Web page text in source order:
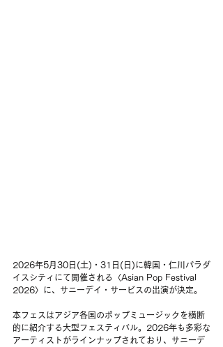
2026年5月30日(土)・31日(日)に韓国・仁川パラダ
イスシティにて開催される〈Asian Pop Festival
2026〉に、サニーデイ・サービスの出演が決定。
本フェスはアジア各国のポップミュージックを横断
的に紹介する大型フェスティバル。2026年も多彩な
アーティストがラインナップされており、サニーデ